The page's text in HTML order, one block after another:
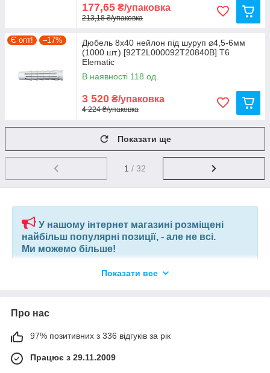
177,65 ₴/упаковка
213,18 ₴/упаковка
Є опт! –17%
Дюбель 8х40 нейлон під шуруп ⌀4,5-6мм
(1000 шт.) [92T2L000092T20840B] T6
Elematic
В наявності 118 од.
3 520 ₴/упаковка
4 224 ₴/упаковка
Показати ще
1 / 32
У нашому інтернет магазині розміщені
найбільш популярні позиції, - але не всі.
Ми можемо більше!
Якщо ви шукаєте конкретну позицію або заміну товару, який
вашим запитом, або аналоги інших виробників.
+380675038212(VIBER) | pm@elnik.shop
Ми не просто інтернет-магазин, а велика, оптова,
Показати все
Про нас
97% позитивних з 336 відгуків за рік
Працює з 29.11.2009